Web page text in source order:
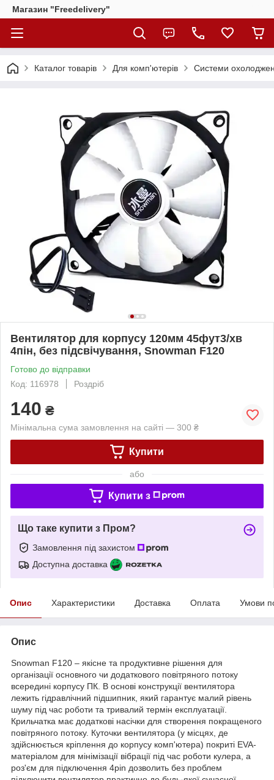
Магазин "Freedelivery"
Каталог товарів Для комп'ютерів Системи
Вентилятор для корпусу 120мм 45фут3/хв
4пін, без підсвічування, Snowman F120
Готово до відправки
Код: 116978
Роздріб
140 ₴
Мінімальна сума замовлення на сайті — 300 ₴
Купити
або
Купити з
Що таке купити з Пром?
Замовлення під захистом
Доступна доставка
Опис Характеристики Доставка Оплата Умови
Опис
Snowman F120 – якісне та продуктивне рішення для
організації основного чи додаткового повітряного потоку
всередині корпусу ПК. В основі конструкції вентилятора
лежить гідравлічний підшипник, який гарантує малий рівень
шуму під час роботи та тривалий термін експлуатації.
Крильчатка має додаткові насічки для створення покращеного
повітряного потоку. Куточки вентилятора (у місцях, де
здійснюється кріплення до корпусу комп'ютера) покриті EVA-
матеріалом для мінімізації вібрації під час роботи кулера, а
роз'єм для підключення 4pin дозволить без проблем